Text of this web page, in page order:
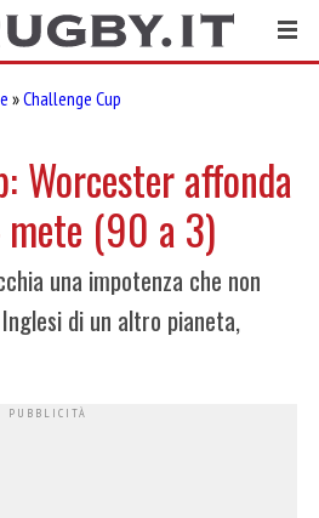
»Challenge Cup
Worcester affonda
mete (90 a 3)
una impotenza che non
di un altro pianeta,